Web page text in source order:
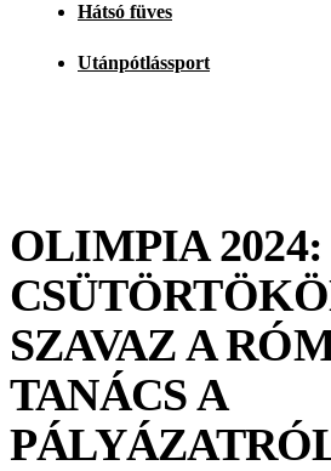
Hátsó füves
Utánpótlássport
OLIMPIA 2024:
SZAVAZ A
TANÁCS A